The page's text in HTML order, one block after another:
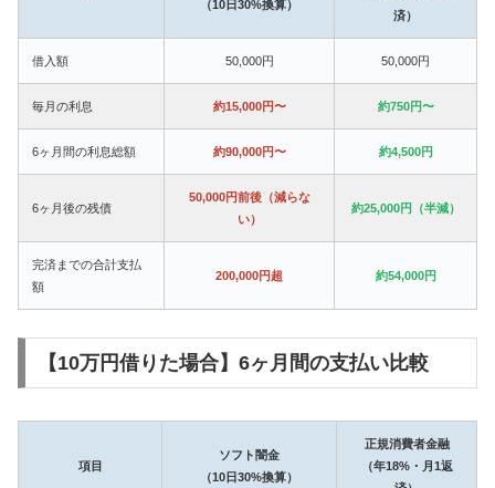
（10日30%換算）
済）
借入額 50,000円 50,000円
毎月の利息 約15,000円〜 約750円〜
6ヶ月間の利息総額 約90,000円〜 約4,500円
6ヶ月後の残債
50,000円前後（減らな
い）
約25,000円（半減）
完済までの合計支払
額
200,000円超 約54,000円
【10万円借りた場合】6ヶ月間の支払い比較
項目
ソフト闇金
（10日30%換算）
正規消費者金融
（年18%・月1返